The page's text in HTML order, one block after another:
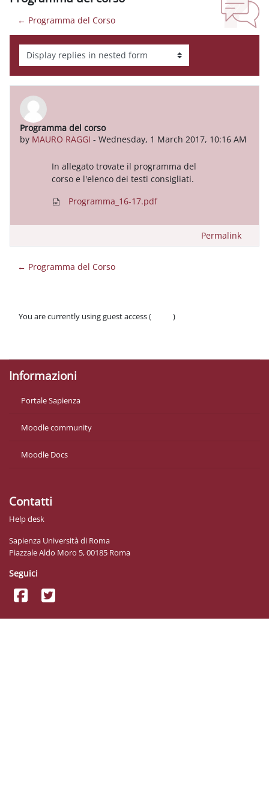
← Programma del Corso
Display mode
Programma del corso
by MAURO RAGGI - Wednesday, 1 March 2017, 10:16 AM
Number of replies: 0
In allegato trovate il programma del
corso e l'elenco dei testi consigliati.
Programma_16-17.pdf
Permalink
← Programma del Corso
You are currently using guest access (
)
Informazioni
Portale Sapienza
Moodle community
Moodle Docs
Contatti
Help desk
Sapienza Università di Roma
Piazzale Aldo Moro 5, 00185 Roma
Seguici